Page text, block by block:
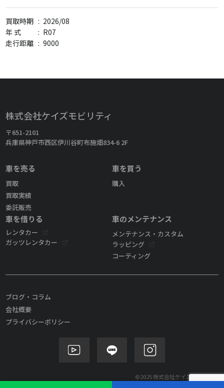
買取時期 : 2026/08
年 式
: R07
走行距離 : 9000
株式会社ケイズモビリティ
〒651-2101
兵庫県神戸市西区伊川谷町布施畑834-6 2F
車を売る
買取
買取実績
委託販売
車を買う
購入
車を借りる
レンタカー
ガッツレンタカー
車のメンテナンス
メンテナンス・カスタム
ラッピング
コーティング
ブログ・コラム
会社概要
プライバシーポリシー
©2025 株式会社ケイズモビリティ